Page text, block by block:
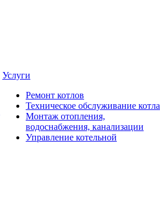
Услуги
Ремонт котлов
Техническое обслуживание котла
Монтаж отопления,
водоснабжения, канализации
Управление котельной